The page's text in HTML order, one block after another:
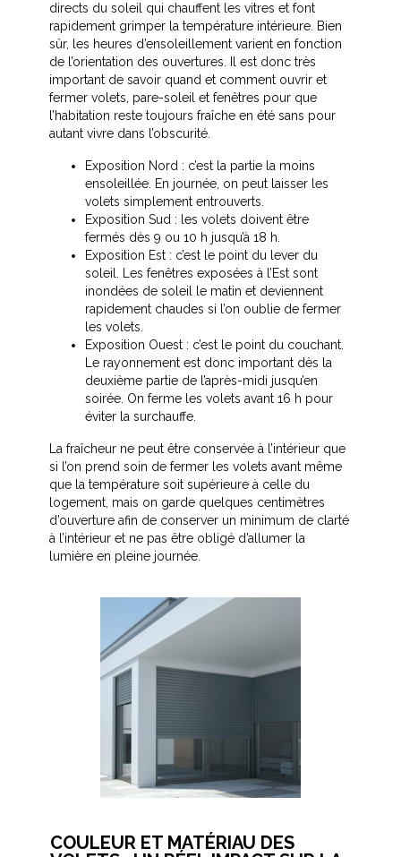
directs du soleil qui chauffent les vitres et font
rapidement grimper la température intérieure. Bien
sûr, les heures d’ensoleillement varient en fonction
de l’orientation des ouvertures. Il est donc très
important de savoir quand et comment ouvrir et
fermer volets, pare-soleil et fenêtres pour que
l’habitation reste toujours fraîche en été sans pour
autant vivre dans l’obscurité.
Exposition Nord : c’est la partie la moins
ensoleillée. En journée, on peut laisser les
volets simplement entrouverts.
Exposition Sud : les volets doivent être
fermés dès 9 ou 10 h jusqu’à 18 h.
Exposition Est : c’est le point du lever du
soleil. Les fenêtres exposées à l’Est sont
inondées de soleil le matin et deviennent
rapidement chaudes si l’on oublie de fermer
les volets.
Exposition Ouest : c’est le point du couchant.
Le rayonnement est donc important dès la
deuxième partie de l’après-midi jusqu’en
soirée. On ferme les volets avant 16 h pour
éviter la surchauffe.
La fraîcheur ne peut être conservée à l’intérieur que
si l’on prend soin de fermer les volets avant même
que la température soit supérieure à celle du
logement, mais on garde quelques centimètres
d’ouverture afin de conserver un minimum de clarté
à l’intérieur et ne pas être obligé d’allumer la
lumière en pleine journée.
COULEUR ET MATÉRIAU DES